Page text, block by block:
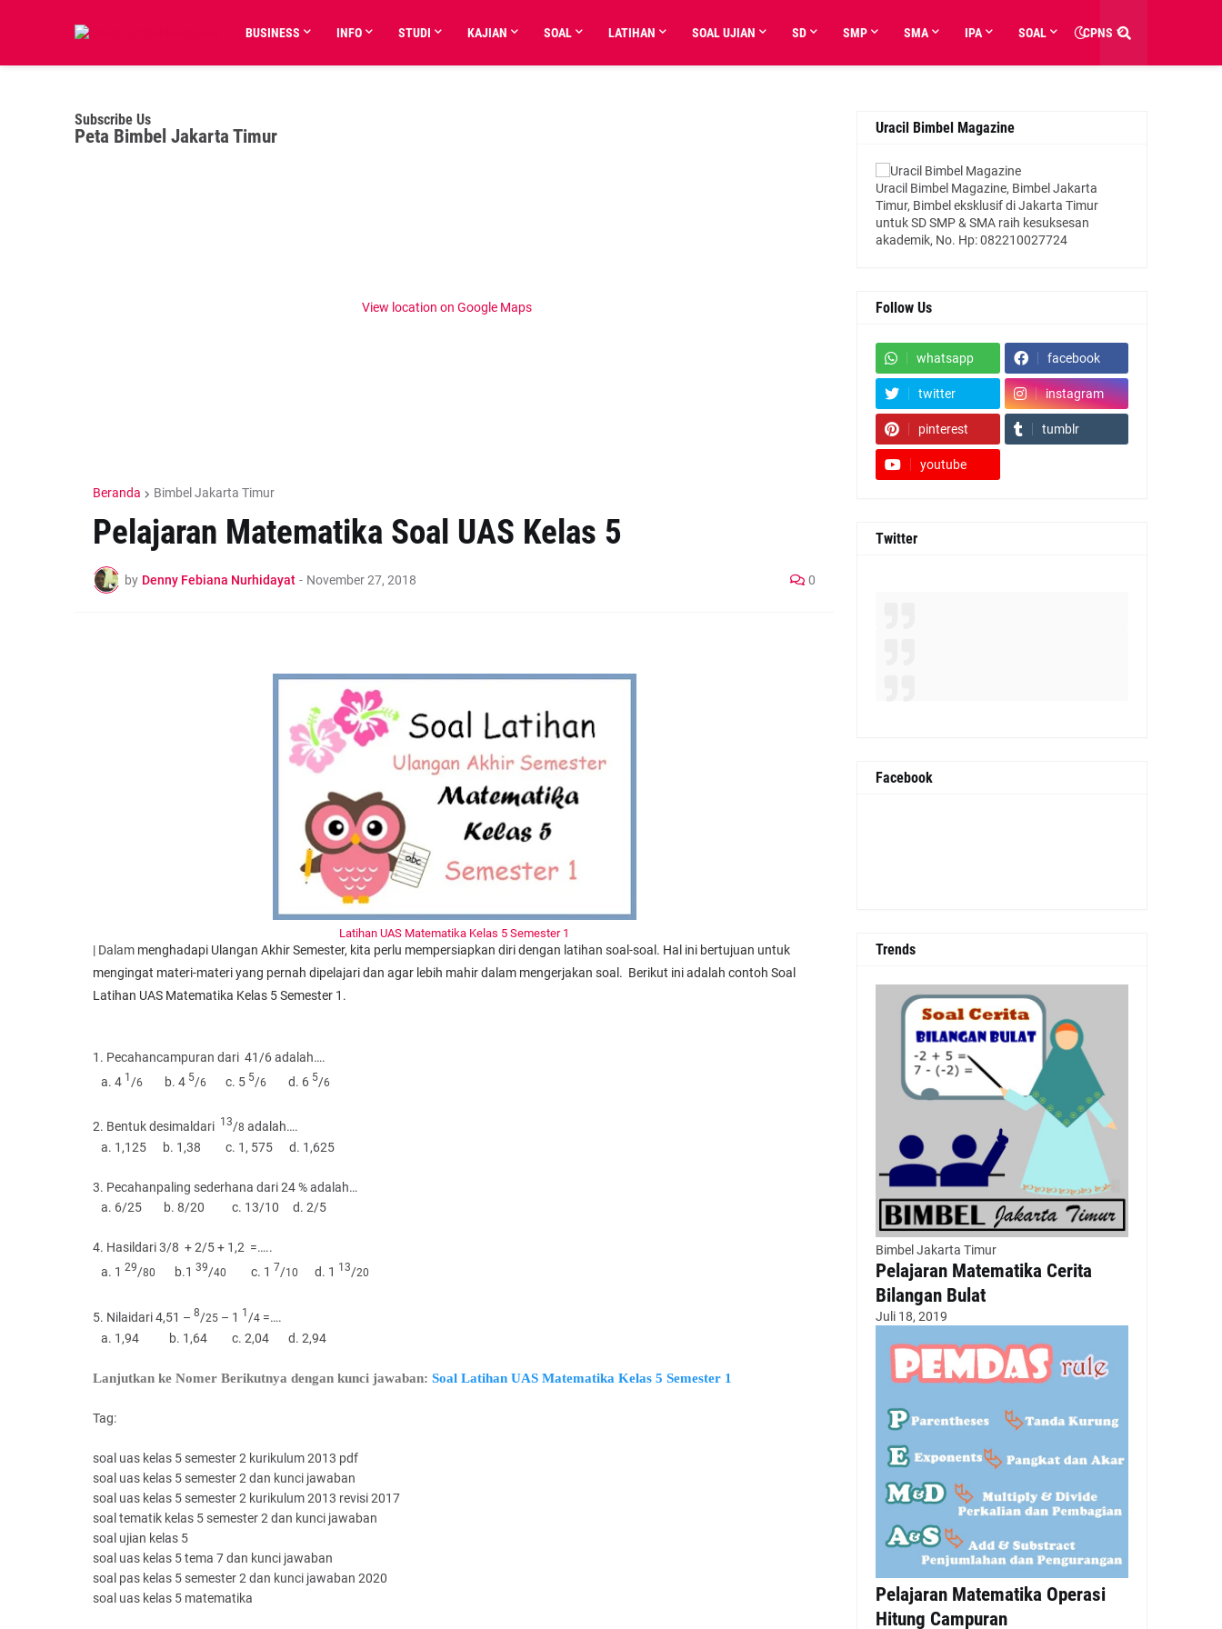
BUSINESS INFO STUDI KAJIAN SOAL LATIHAN SOAL UJIAN SD SMP SMA IPA SOAL CPNS
Subscribe Us
Peta Bimbel Jakarta Timur
View location on Google Maps
Beranda Bimbel Jakarta Timur
Pelajaran Matematika Soal UAS Kelas 5
by Denny Febiana Nurhidayat - November 27, 2018 0
Latihan UAS Matematika Kelas 5 Semester 1
| Dalam menghadapi Ulangan Akhir Semester, kita perlu mempersiapkan diri dengan latihan soal-soal. Hal ini bertujuan untuk
mengingat materi-materi yang pernah dipelajari dan agar lebih mahir dalam mengerjakan soal. Berikut ini adalah contoh Soal
Latihan UAS Matematika Kelas 5 Semester 1.
1. Pecahancampuran dari 41/6 adalah….
a. 4 1 /6 b. 4 5/6 c. 5 5/6 d. 6 5/6
2. Bentuk desimaldari 13/8 adalah….
a. 1,125 b. 1,38 c. 1, 575 d. 1,625
3. Pecahanpaling sederhana dari 24 % adalah…
a. 6/25 b. 8/20 c. 13/10 d. 2/5
4. Hasildari 3/8 + 2/5 + 1,2 =…..
a. 1 29/80 b.1 39/40 c. 1 7/10 d. 1 13/20
5. Nilaidari 4,51 – 8/25 – 1 1 /4 =….
a. 1,94 b. 1,64 c. 2,04 d. 2,94
Lanjutkan ke Nomer Berikutnya dengan kunci jawaban: Soal Latihan UAS Matematika Kelas 5 Semester 1
Tag:
soal uas kelas 5 semester 2 kurikulum 2013 pdf
soal uas kelas 5 semester 2 dan kunci jawaban
soal uas kelas 5 semester 2 kurikulum 2013 revisi 2017
soal tematik kelas 5 semester 2 dan kunci jawaban
soal ujian kelas 5
soal uas kelas 5 tema 7 dan kunci jawaban
soal pas kelas 5 semester 2 dan kunci jawaban 2020
soal uas kelas 5 matematika
Uracil Bimbel Magazine
Uracil Bimbel Magazine, Bimbel Jakarta
Timur, Bimbel eksklusif di Jakarta Timur
untuk SD SMP & SMA raih kesuksesan
akademik, No. Hp: 082210027724
Follow Us
whatsapp facebook
twitter instagram
pinterest tumblr
youtube
Twitter
Facebook
Trends
Bimbel Jakarta Timur
Pelajaran Matematika Cerita
Bilangan Bulat
Juli 18, 2019
Pelajaran Matematika Operasi
Hitung Campuran